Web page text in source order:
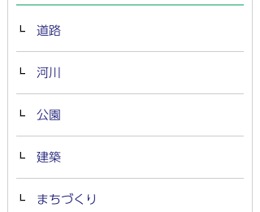
道路
河川
公園
建築
まちづくり